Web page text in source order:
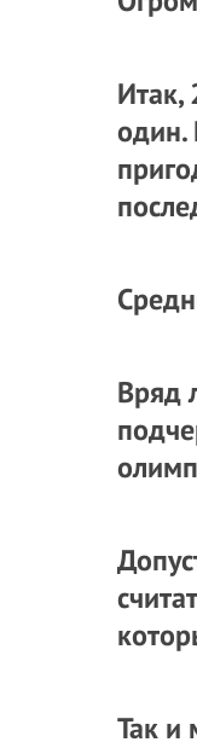
Итак,
один.
Вряд
Так и